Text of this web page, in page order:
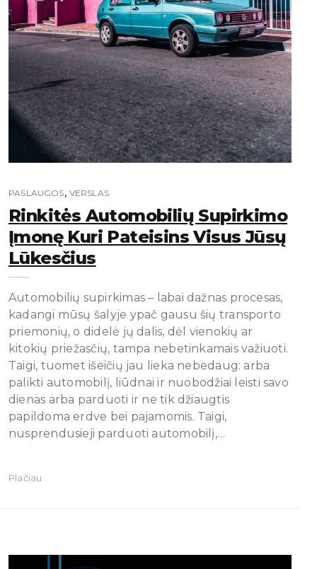
PASLAUGOS, VERSLAS
Rinkitės Automobilių Supirkimo
Įmonę Kuri Pateisins Visus Jūsų
Lūkesčius
Automobilių supirkimas – labai dažnas procesas,
kadangi mūsų šalyje ypač gausu šių transporto
priemonių, o didelė jų dalis, dėl vienokių ar
kitokių priežasčių, tampa nebetinkamais važiuoti.
Taigi, tuomet išeičių jau lieka nebedaug: arba
palikti automobilį, liūdnai ir nuobodžiai leisti savo
dienas arba parduoti ir ne tik džiaugtis
papildoma erdve bei pajamomis. Taigi,
nusprendusieji parduoti automobilį,…
Plačiau